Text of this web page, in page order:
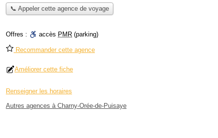
📞 Appeler cette agence de voyage
Offres : accès PMR (parking)
Recommander cette agence
Améliorer cette fiche
Renseigner les horaires
Autres agences à Charny-Orée-de-Puisaye